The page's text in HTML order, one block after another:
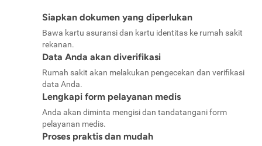
Siapkan dokumen yang diperlukan
Bawa kartu asuransi dan kartu identitas ke rumah sakit
rekanan.
Data Anda akan diverifikasi
Rumah sakit akan melakukan pengecekan dan verifikasi
data Anda.
Lengkapi form pelayanan medis
Anda akan diminta mengisi dan tandatangani form
pelayanan medis.
Proses praktis dan mudah